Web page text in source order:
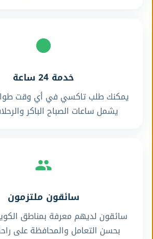
خدمة 24 ساعة
يمكنك طلب تاكسي في أي وقت طوال
يشمل ساعات الصباح الباكر
سائقون ملتزمون
سائقون لديهم معرفة بمناطق
بحسن التعامل والمحافظة على